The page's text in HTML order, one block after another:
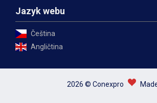
Jazyk webu
Čeština
Angličtina
2026 © Conexpro